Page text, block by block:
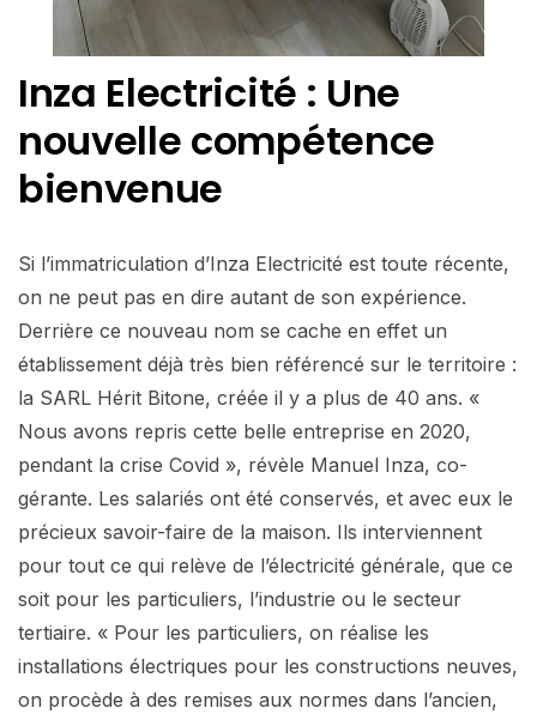
Inza Electricité : Une
nouvelle compétence
bienvenue
Si l’immatriculation d’Inza Electricité est toute récente,
on ne peut pas en dire autant de son expérience.
Derrière ce nouveau nom se cache en effet un
établissement déjà très bien référencé sur le territoire :
la SARL Hérit Bitone, créée il y a plus de 40 ans. «
Nous avons repris cette belle entreprise en 2020,
pendant la crise Covid », révèle Manuel Inza, co-
gérante. Les salariés ont été conservés, et avec eux le
précieux savoir-faire de la maison. Ils interviennent
pour tout ce qui relève de l’électricité générale, que ce
soit pour les particuliers, l’industrie ou le secteur
tertiaire. « Pour les particuliers, on réalise les
installations électriques pour les constructions neuves,
on procède à des remises aux normes dans l’ancien,